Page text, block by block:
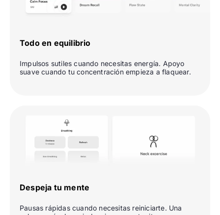
Todo en equilibrio
Impulsos sutiles cuando necesitas energía. Apoyo
suave cuando tu concentración empieza a flaquear.
Despeja tu mente
Pausas rápidas cuando necesitas reiniciarte. Una